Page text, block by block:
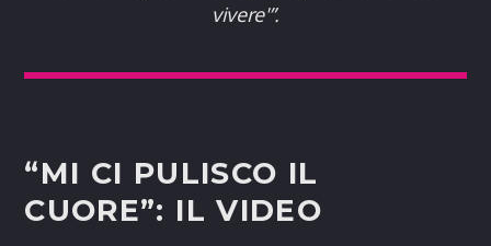
vivere'”.
“MI CI PULISCO IL
CUORE”: IL VIDEO